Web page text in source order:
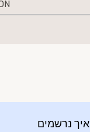
איך נרשמים